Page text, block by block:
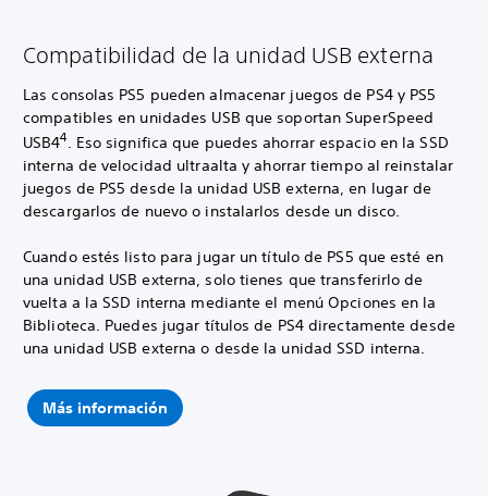
Compatibilidad de la unidad USB externa
Las consolas PS5 pueden almacenar juegos de PS4 y PS5
compatibles en unidades USB que soportan SuperSpeed
USB44. Eso significa que puedes ahorrar espacio en la SSD
interna de velocidad ultraalta y ahorrar tiempo al reinstalar
juegos de PS5 desde la unidad USB externa, en lugar de
descargarlos de nuevo o instalarlos desde un disco.
Cuando estés listo para jugar un título de PS5 que esté en
una unidad USB externa, solo tienes que transferirlo de
vuelta a la SSD interna mediante el menú Opciones en la
Biblioteca. Puedes jugar títulos de PS4 directamente desde
una unidad USB externa o desde la unidad SSD interna.
Más información